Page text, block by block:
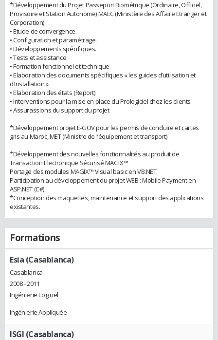
*Développement du Projet Passeport Biométrique (Ordinaire, Officiel,
Provisoire et Station Autonome) MAEC (Ministère des Affaire Etranger et
Corporation)
• Etude de convergence.
• Configuration et paramétrage.
• Développements spécifiques.
• Tests et assistance.
• Formation fonctionnel et technique
• Elaboration des documents spécifiques « les guides d’utilisation et
d’installation »
• Elaboration des états (Report)
• Interventions pour la mise en place du Prologiciel chez les clients
• Assurassions du support du projet
*Développement projet E-GOV pour les permis de conduire et cartes
gris au Maroc, MET (Ministre de l’équipement et transport)
*Développement des nouvelles fonctionnalités au produit de
Transaction Electronique Sécurisé MAGIX™
Portage des modules MAGIX™ Visual basic en VB.NET.
Participation au développement du projet WEB : Mobile Payment en
ASP.NET (C#).
*Conception des maquettes, maintenance et support des applications
existantes.
Formations
Esia (Casablanca)
Casablanca
2008 - 2011
Ingénierie Logiciel
Ingénierie Appliquée
ISGI (Casablanca)